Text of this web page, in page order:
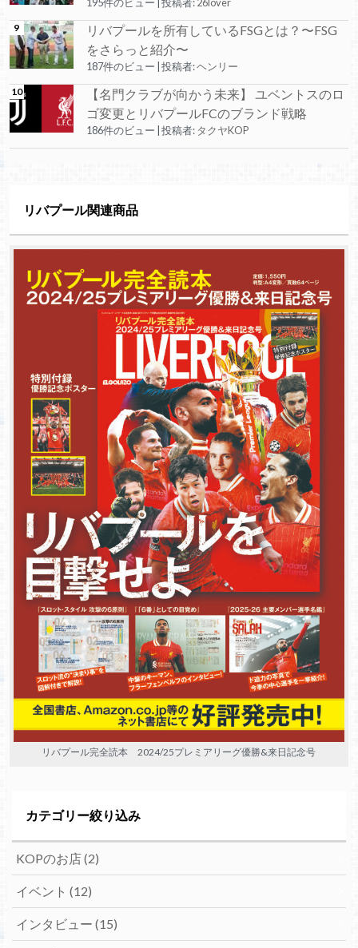
195件のビュー 投稿者:26lover
リバプールを所有しているFSGとは？〜FSG
をさらっと紹介〜
187件のビュー 投稿者:ヘンリー
【名門クラブが向かう未来】 ユベントスのロ
ゴ変更とリバプールFCのブランド戦略
186件のビュー 投稿者: タクヤKOP
リバプール関連商品
リバプール完全読本 2024/25プレミアリーグ優勝&来日記念号
カテゴリー絞り込み
KOPのお店(2)
イベント (12)
インタビュー (15)